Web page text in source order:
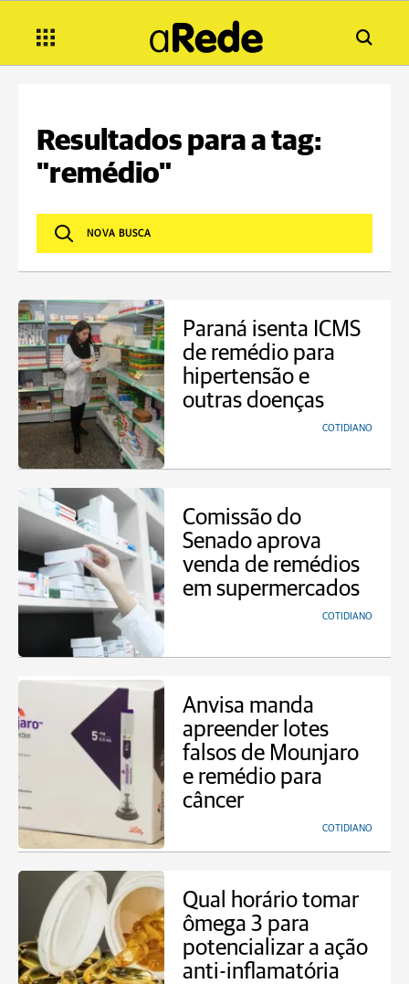
Resultados para a tag:
"remédio"
Paraná isenta ICMS
de remédio para
hipertensão e
outras doenças
COTIDIANO
Comissão do
Senado aprova
venda de remédios
em supermercados
COTIDIANO
Anvisa manda
apreender lotes
falsos de Mounjaro
e remédio para
câncer
COTIDIANO
Qual horário tomar
ômega 3 para
potencializar a ação
anti-inflamatória